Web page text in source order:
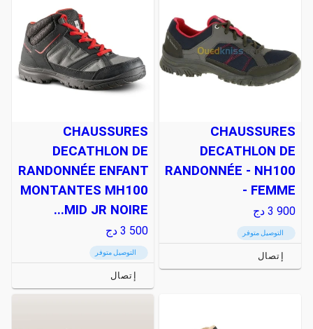
CHAUSSURES
DECATHLON DE
RANDONNÉE - NH100
- FEMME
3 900 دج
التوصيل متوفر
إتصال
CHAUSSURES
DECATHLON DE
RANDONNÉE ENFANT
MONTANTES MH100
MID JR NOIRE...
3 500 دج
التوصيل متوفر
إتصال